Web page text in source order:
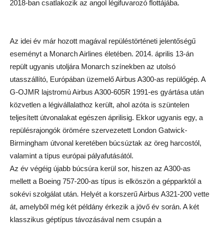
2018-ban csatlakozik az angol légifuvarozó flottájába.
Az idei év már hozott magával repüléstörténeti jelentőségű
eseményt a Monarch Airlines életében. 2014. április 13-án
repült ugyanis utoljára Monarch színekben az utolsó
utasszállító, Európában üzemelő Airbus A300-as repülőgép. A
G-OJMR lajstromú Airbus A300-605R 1991-es gyártása után
közvetlen a légivállalathoz került, ahol azóta is szüntelen
teljesített útvonalakat egészen áprilisig. Ekkor ugyanis egy, a
repülésrajongók örömére szervezetett London Gatwick-
Birmingham útvonal keretében búcsúztak az öreg harcostól,
valamint a típus európai pályafutásától.
Az év végéig újabb búcsúra kerül sor, hiszen az A300-as
mellett a Boeing 757-200-as típus is elköszön a gépparktól a
sokévi szolgálat után. Helyét a korszerű Airbus A321-200 vette
át, amelyből még két példány érkezik a jövő év során. A két
klasszikus géptípus távozásával nem csupán a